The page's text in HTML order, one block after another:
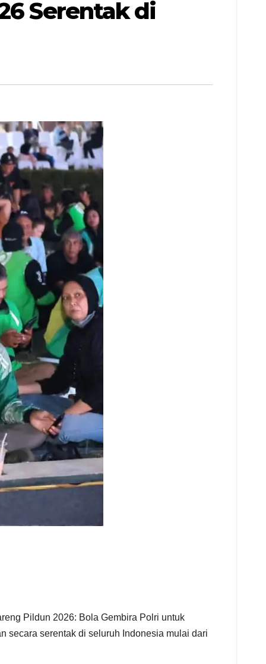
Serentak di
Pildun 2026: Bola Gembira Polri untuk
secara serentak di seluruh Indonesia mulai dari